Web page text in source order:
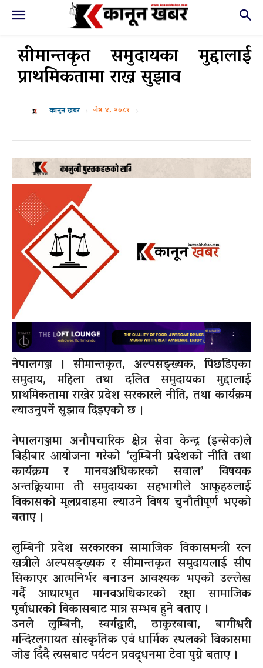
सीमान्तकृत समुदायका मुद्दालाई
प्राथमिकतामा राख्न सुझाव
कानून खबर जेष्ठ ४, २०८१
नेपालगञ्ज । सीमान्तकृत, अल्पसङ्ख्यक, पिछडिएका
समुदाय, महिला तथा दलित समुदायका मुद्दालाई
प्राथमिकतामा राखेर प्रदेश सरकारले नीति, तथा कार्यक्रम
ल्याउनुपर्ने सुझाव दिइएको छ ।
नेपालगञ्जमा अनौपचारिक क्षेत्र सेवा केन्द्र (इन्सेक)ले
बिहीबार आयोजना गरेको ‘लुम्बिनी प्रदेशको नीति तथा
कार्यक्रम र मानवअधिकारको सवाल’ विषयक
अन्तक्र्रियामा ती समुदायका सहभागीले आफूहरुलाई
विकासको मूलप्रवाहमा ल्याउने विषय चुनौतीपूर्ण भएको
बताए ।
लुम्बिनी प्रदेश सरकारका सामाजिक विकासमन्त्री रत्न
खत्रीले अल्पसङ्ख्यक र सीमान्तकृत समुदायलाई सीप
सिकाएर आत्मनिर्भर बनाउन आवश्यक भएको उल्लेख
गर्दै आधारभूत मानवअधिकारको रक्षा सामाजिक
पूर्वाधारको विकासबाट मात्र सम्भव हुने बताए ।
उनले लुम्बिनी, स्वर्गद्वारी, ठाकुरबाबा, बागीश्वरी
मन्दिरलगायत सांस्कृतिक एवं धार्मिक स्थलको विकासमा
जोड दिँदै त्यसबाट पर्यटन प्रवद्र्धनमा टेवा पुग्ने बताए ।